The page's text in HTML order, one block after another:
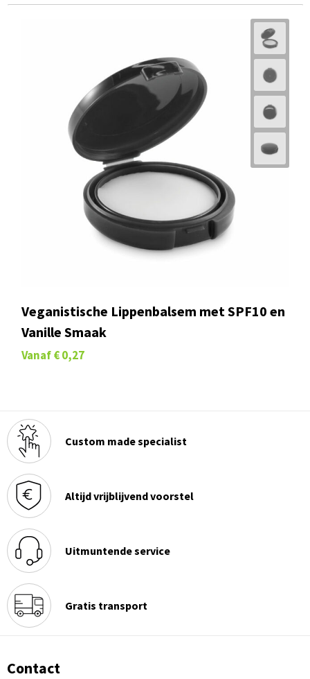
Veganistische Lippenbalsem met SPF10 en
Vanille Smaak
Vanaf € 0,27
Custom made specialist
Altijd vrijblijvend voorstel
Uitmuntende service
Gratis transport
Contact